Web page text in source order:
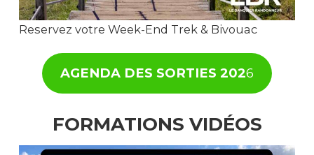
Reservez votre Week-End Trek & Bivouac
AGENDA DES SORTIES 2026
FORMATIONS VIDÉOS